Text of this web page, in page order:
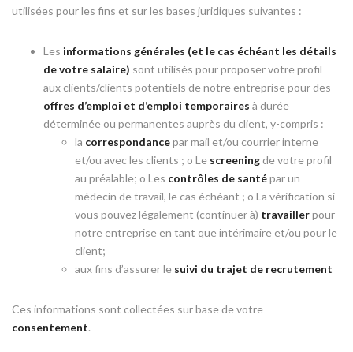
utilisées pour les fins et sur les bases juridiques suivantes :
Les informations générales (et le cas échéant les détails
de votre salaire) sont utilisés pour proposer votre profil
aux clients/clients potentiels de notre entreprise pour des
offres d’emploi et d’emploi temporaires à durée
déterminée ou permanentes auprès du client, y-compris :
la correspondancepar mail et/ou courrier interne
et/ou avec les clients ; o Le screeningde votre profil
au préalable; o Les contrôles de santépar un
médecin de travail, le cas échéant ; o La vérification si
vous pouvez légalement (continuer à) travaillerpour
notre entreprise en tant que intérimaire et/ou pour le
client;
aux fins d’assurer le suivi du trajet de recrutement
Ces informations sont collectées sur base de votre
consentement.